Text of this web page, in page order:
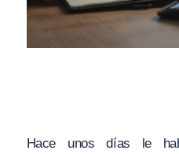
Hace unos días le